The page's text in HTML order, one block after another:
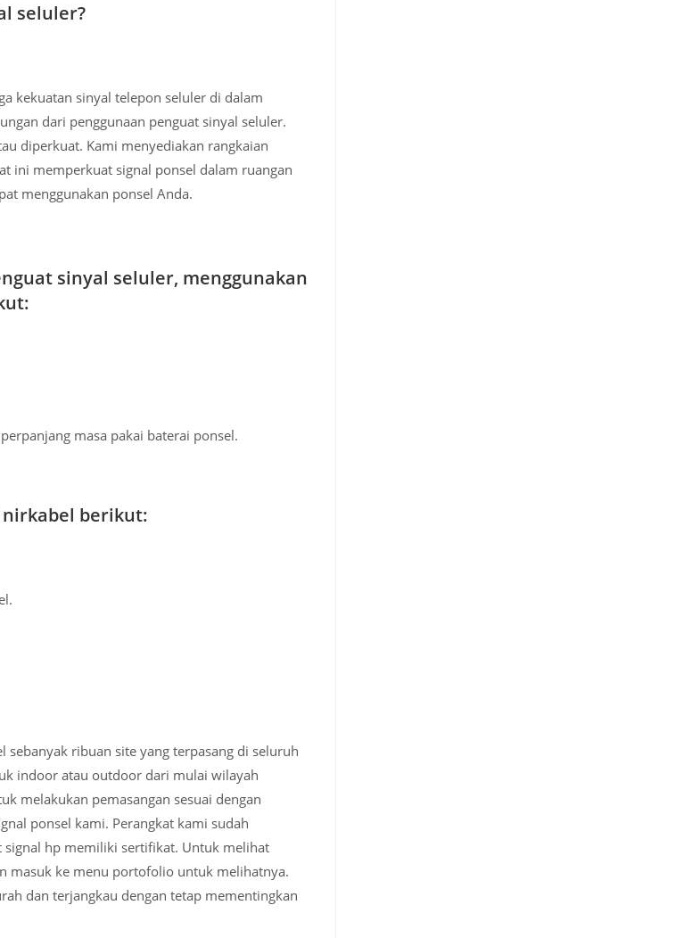
seluler?
kekuatan sinyal telepon seluler di dalam
dari penggunaan penguat sinyal seluler.
diperkuat. Kami menyediakan rangkaian
ini memperkuat signal ponsel dalam ruangan
menggunakan ponsel Anda.
sinyal seluler, menggunakan
masa pakai baterai ponsel.
nirkabel berikut:
ribuan site yang terpasang di seluruh
indoor atau outdoor dari mulai wilayah
melakukan pemasangan sesuai dengan
ponsel kami. Perangkat kami sudah
signal hp memiliki sertifikat. Untuk melihat
masuk ke menu portofolio untuk melihatnya.
dan terjangkau dengan tetap mementingkan